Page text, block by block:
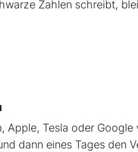
Zahlen schreibt,
Apple, Tesla oder Google
dann eines Tages den